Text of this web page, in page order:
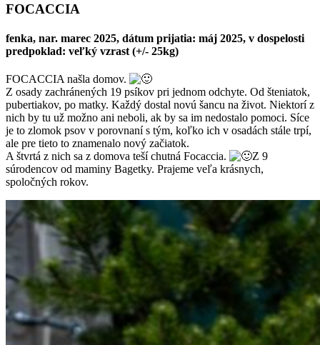
FOCACCIA
fenka, nar. marec 2025, dátum prijatia: máj 2025, v dospelosti
predpoklad: veľký vzrast (+/- 25kg)
FOCACCIA našla domov.
Z osady zachránených 19 psíkov pri jednom odchyte. Od šteniatok,
pubertiakov, po matky. Každý dostal novú šancu na život. Niektorí z
nich by tu už možno ani neboli, ak by sa im nedostalo pomoci. Síce
je to zlomok psov v porovnaní s tým, koľko ich v osadách stále trpí,
ale pre tieto to znamenalo nový začiatok.
A štvrtá z nich sa z domova teší chutná Focaccia.
Z 9
súrodencov od maminy Bagetky. Prajeme veľa krásnych,
spoločných rokov.